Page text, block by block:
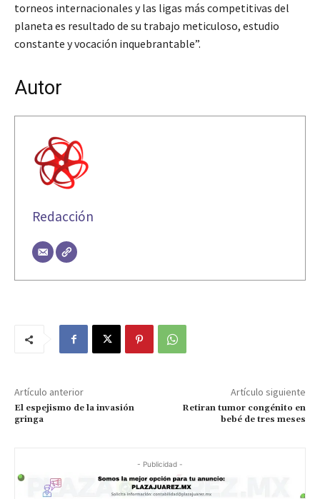
torneos internacionales y las ligas más competitivas del
planeta es resultado de su trabajo meticuloso, estudio
constante y vocación inquebrantable”.
Autor
Redacción
Artículo anterior
El espejismo de la invasión
gringa
Artículo siguiente
Retiran tumor congénito en
bebé de tres meses
- Publicidad -